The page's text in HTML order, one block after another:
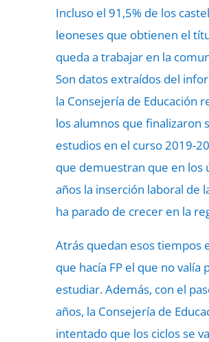
Incluso el 91,5% de los
leoneses que obtienen el
queda a trabajar en la
Son datos extraídos del
la Consejería de Educación
los alumnos que finalizaron
estudios en el curso 2019-
que demuestran que en los
años la inserción laboral de
ha parado de crecer en la
Atrás quedan esos tiempos
que hacía FP el que no valía
estudiar. Además, con el
años, la Consejería de
intentado que los ciclos se